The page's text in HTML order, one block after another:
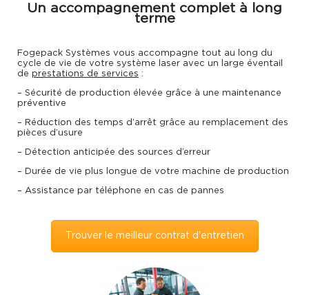
Un accompagnement complet à long
terme
Fogepack Systèmes vous accompagne tout au long du
cycle de vie de votre système laser avec un large éventail
de prestations de services :
– Sécurité de production élevée grâce à une maintenance
préventive
– Réduction des temps d’arrêt grâce au remplacement des
pièces d’usure
– Détection anticipée des sources d’erreur
– Durée de vie plus longue de votre machine de production
– Assistance par téléphone en cas de pannes
Trouver le meilleur contrat d'entretien